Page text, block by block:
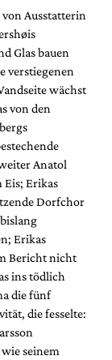
Ausstatterin
Glas bauen
verstiegenen
wächst
von den
Anatol
Eis; Erikas
Dorfchor
Erikas
Bericht nicht
ins tödlich
die fünf
die fesselte:
seinem